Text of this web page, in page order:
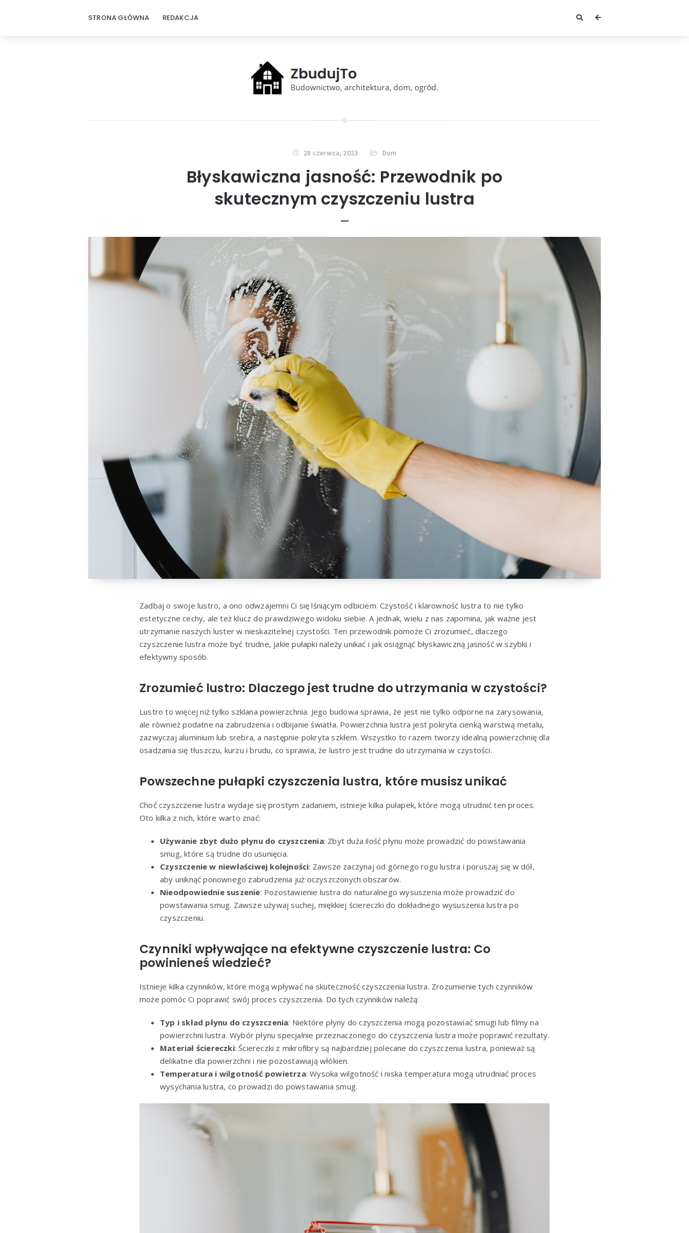
STRONA GŁÓWNA REDAKCJA
28 czerwca, 2023 Dom
Błyskawiczna jasność: Przewodnik po
skutecznym czyszczeniu lustra
Zadbaj o swoje lustro, a ono odwzajemni Ci się lśniącym odbiciem. Czystość i klarowność lustra to nie tylko
estetyczne cechy, ale też klucz do prawdziwego widoku siebie. A jednak, wielu z nas zapomina, jak ważne jest
utrzymanie naszych luster w nieskazitelnej czystości. Ten przewodnik pomoże Ci zrozumieć, dlaczego
czyszczenie lustra może być trudne, jakie pułapki należy unikać i jak osiągnąć błyskawiczną jasność w szybki i
efektywny sposób.
Zrozumieć lustro: Dlaczego jest trudne do utrzymania w czystości?
Lustro to więcej niż tylko szklana powierzchnia. Jego budowa sprawia, że jest nie tylko odporne na zarysowania,
ale również podatne na zabrudzenia i odbijanie światła. Powierzchnia lustra jest pokryta cienką warstwą metalu,
zazwyczaj aluminium lub srebra, a następnie pokryta szkłem. Wszystko to razem tworzy idealną powierzchnię dla
osadzania się tłuszczu, kurzu i brudu, co sprawia, że lustro jest trudne do utrzymania w czystości.
Powszechne pułapki czyszczenia lustra, które musisz unikać
Choć czyszczenie lustra wydaje się prostym zadaniem, istnieje kilka pułapek, które mogą utrudnić ten proces.
Oto kilka z nich, które warto znać:
Używanie zbyt dużo płynu do czyszczenia: Zbyt duża ilość płynu może prowadzić do powstawania
smug, które są trudne do usunięcia.
Czyszczenie w niewłaściwej kolejności: Zawsze zaczynaj od górnego rogu lustra i poruszaj się w dół,
aby uniknąć ponownego zabrudzenia już oczyszczonych obszarów.
Nieodpowiednie suszenie: Pozostawienie lustra do naturalnego wysuszenia może prowadzić do
powstawania smug. Zawsze używaj suchej, miękkiej ściereczki do dokładnego wysuszenia lustra po
czyszczeniu.
Czynniki wpływające na efektywne czyszczenie lustra: Co
powinieneś wiedzieć?
Istnieje kilka czynników, które mogą wpływać na skuteczność czyszczenia lustra. Zrozumienie tych czynników
może pomóc Ci poprawić swój proces czyszczenia. Do tych czynników należą:
Typ i skład płynu do czyszczenia: Niektóre płyny do czyszczenia mogą pozostawiać smugi lub filmy na
powierzchni lustra. Wybór płynu specjalnie przeznaczonego do czyszczenia lustra może poprawić rezultaty.
Materiał ściereczki: Ściereczki z mikrofibry są najbardziej polecane do czyszczenia lustra, ponieważ są
delikatne dla powierzchni i nie pozostawiają włókien.
Temperatura i wilgotność powietrza: Wysoka wilgotność i niska temperatura mogą utrudniać proces
wysychania lustra, co prowadzi do powstawania smug.